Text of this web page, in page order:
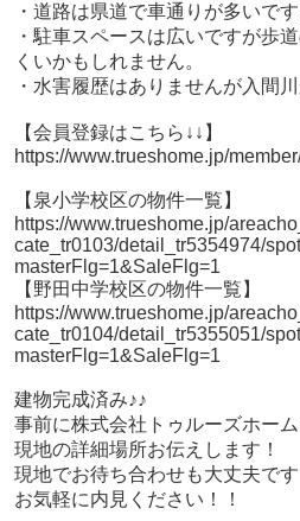
・道路は県道で車通りが多いです
・駐車スペースは広いですが歩
くいかもしれません。
・水害履歴はありませんが入間
【会員登録はこちら↓↓】
https://www.trueshome.jp/
【泉小学校区の物件一覧】
https://www.trueshome.jp/
cate_tr0103/detail_tr5354974/
masterFlg=1&SaleFlg=1
【野田中学校区の物件一覧】
https://www.trueshome.jp/
cate_tr0104/detail_tr5355051/
masterFlg=1&SaleFlg=1
建物完成済み♪♪
事前に株式会社トゥルーズホー
現地の詳細場所お伝えします！
現地でお待ち合わせも大丈夫です
お気軽に内見ください！！